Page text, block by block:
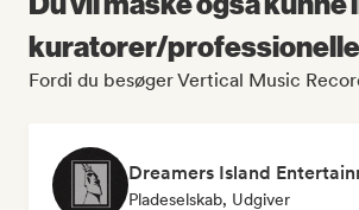
kuratorer/
Fordi du besøger Vertical Music
Dreamers Island
Pladeselskab, Udgiver